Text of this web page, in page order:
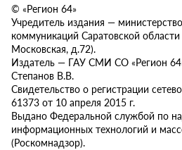
© «Регион 64»
Учредитель издания —
коммуникаций Саратовской области
Московская, д.72).
Издатель — ГАУ СМИ СО «Регион
Степанов В.В.
Свидетельство о регистрации
61373 от 10 апреля 2015 г.
Выдано Федеральной службой по
информационных технологий и
(Роскомнадзор).